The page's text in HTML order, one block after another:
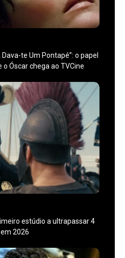
Dava-te Um Pontapé”: o papel
o Óscar chega ao TVCine
estúdio a ultrapassar 4
2026